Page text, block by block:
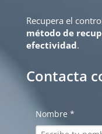
Recupera el
método de
efectividad.
Contacta